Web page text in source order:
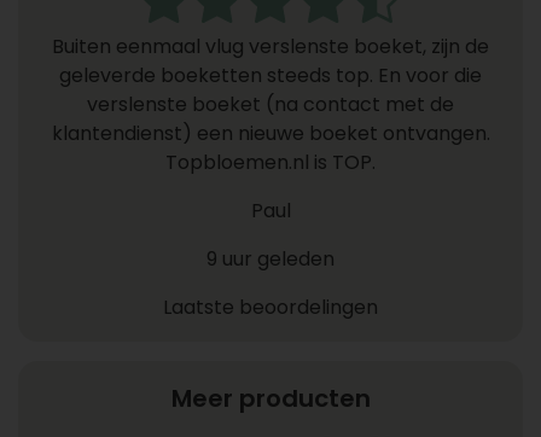
Buiten eenmaal vlug verslenste boeket, zijn de
geleverde boeketten steeds top. En voor die
verslenste boeket (na contact met de
klantendienst) een nieuwe boeket ontvangen.
Topbloemen.nl is TOP.
Paul
9 uur geleden
Laatste beoordelingen
Meer producten